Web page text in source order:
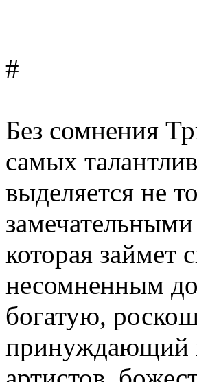
#
Без сомнения
самых
выделяется не
которая займет
несомненным
богатую,
принуждающий